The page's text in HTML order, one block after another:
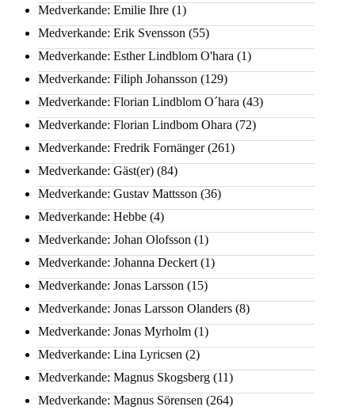
Medverkande: Emilie Ihre (1)
Medverkande: Erik Svensson (55)
Medverkande: Esther Lindblom O'hara (1)
Medverkande: Filiph Johansson (129)
Medverkande: Florian Lindblom O´hara (43)
Medverkande: Florian Lindbom Ohara (72)
Medverkande: Fredrik Fornänger(261)
Medverkande: Gäst(er) (84)
Medverkande: Gustav Mattsson (36)
Medverkande: Hebbe (4)
Medverkande: Johan Olofsson (1)
Medverkande: Johanna Deckert (1)
Medverkande: Jonas Larsson (15)
Medverkande: Jonas Larsson Olanders (8)
Medverkande: Jonas Myrholm (1)
Medverkande: Lina Lyricsen (2)
Medverkande: Magnus Skogsberg (11)
Medverkande: Magnus Sörensen (264)